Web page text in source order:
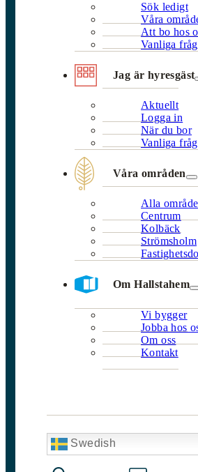
Sök ledigt
Våra
Att bo hos
Vanliga
Jag är hyresgäst
Aktuellt
Logga in
När du bor
Vanliga
Våra områden
Alla
Centrum
Kolbäck
Strömsholm
Om Hallstahem
Vi bygger
Jobba hos
Om oss
Kontakt
Swedish